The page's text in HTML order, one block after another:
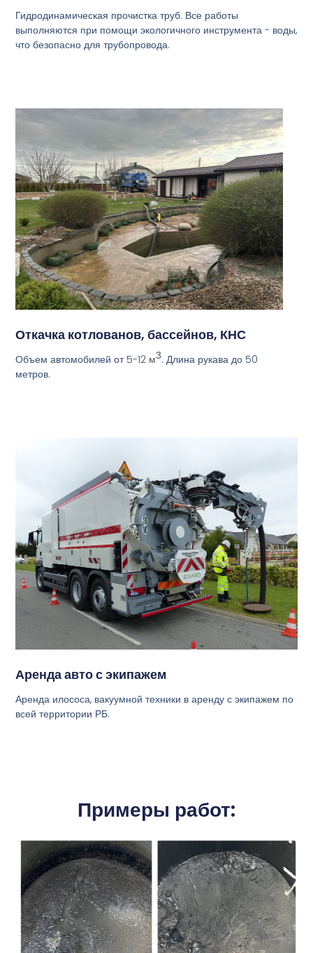
Гидродинамическая прочистка труб. Все работы
выполняются при помощи экологичного инструмента - воды,
что безопасно для трубопровода.
Откачка котлованов, бассейнов, КНС
Объем автомобилей от 5-12 м3. Длина рукава до 50
метров.
Аренда авто с экипажем
Аренда илососа, вакуумной техники в аренду с экипажем по
всей территории РБ.
Примеры работ: